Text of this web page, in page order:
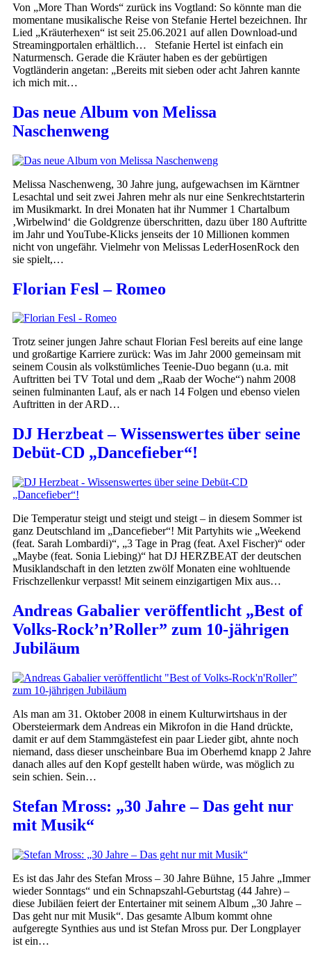
Von „More Than Words“ zurück ins Vogtland: So könnte man die
momentane musikalische Reise von Stefanie Hertel bezeichnen. Ihr
Lied „Kräuterhexen“ ist seit 25.06.2021 auf allen Download-und
Streamingportalen erhältlich… Stefanie Hertel ist einfach ein
Naturmensch. Gerade die Kräuter haben es der gebürtigen
Vogtländerin angetan: „Bereits mit sieben oder acht Jahren kannte
ich mich mit…
Das neue Album von Melissa
Naschenweng
Melissa Naschenweng, 30 Jahre jung, aufgewachsen im Kärntner
Lesachtal und seit zwei Jahren mehr als nur eine Senkrechtstarterin
im Musikmarkt. In drei Monaten hat ihr Nummer 1 Chartalbum
‚Wirbelwind‘ die Goldgrenze überschritten, dazu über 180 Auftritte
im Jahr und YouTube-Klicks jenseits der 10 Millionen kommen
nicht von ungefähr. Vielmehr von Melissas LederHosenRock den
sie spielt,…
Florian Fesl – Romeo
Trotz seiner jungen Jahre schaut Florian Fesl bereits auf eine lange
und großartige Karriere zurück: Was im Jahr 2000 gemeinsam mit
seinem Cousin als volkstümliches Teenie-Duo begann (u.a. mit
Auftritten bei TV Total und dem „Raab der Woche“) nahm 2008
seinen fulminanten Lauf, als er nach 14 Folgen und ebenso vielen
Auftritten in der ARD…
DJ Herzbeat – Wissenswertes über seine
Debüt-CD „Dancefieber“!
Die Temperatur steigt und steigt und steigt – in diesem Sommer ist
ganz Deutschland im „Dancefieber“! Mit Partyhits wie „Weekend
(feat. Sarah Lombardi)“, „3 Tage in Prag (feat. Axel Fischer)“ oder
„Maybe (feat. Sonia Liebing)“ hat DJ HERZBEAT der deutschen
Musiklandschaft in den letzten zwölf Monaten eine wohltuende
Frischzellenkur verpasst! Mit seinem einzigartigen Mix aus…
Andreas Gabalier veröffentlicht „Best of
Volks-Rock’n’Roller” zum 10-jährigen
Jubiläum
Als man am 31. Oktober 2008 in einem Kulturwirtshaus in der
Obersteiermark dem Andreas ein Mikrofon in die Hand drückte,
damit er auf dem Stammgästefest ein paar Lieder gibt, ahnte noch
niemand, dass dieser unscheinbare Bua im Oberhemd knapp 2 Jahre
danach alles auf den Kopf gestellt haben würde, was möglich zu
sein schien. Sein…
Stefan Mross: „30 Jahre – Das geht nur
mit Musik“
Es ist das Jahr des Stefan Mross – 30 Jahre Bühne, 15 Jahre „Immer
wieder Sonntags“ und ein Schnapszahl-Geburtstag (44 Jahre) –
diese Jubiläen feiert der Entertainer mit seinem Album „30 Jahre –
Das geht nur mit Musik“. Das gesamte Album kommt ohne
aufgeregte Synthies aus und ist Stefan Mross pur. Der Longplayer
ist ein…